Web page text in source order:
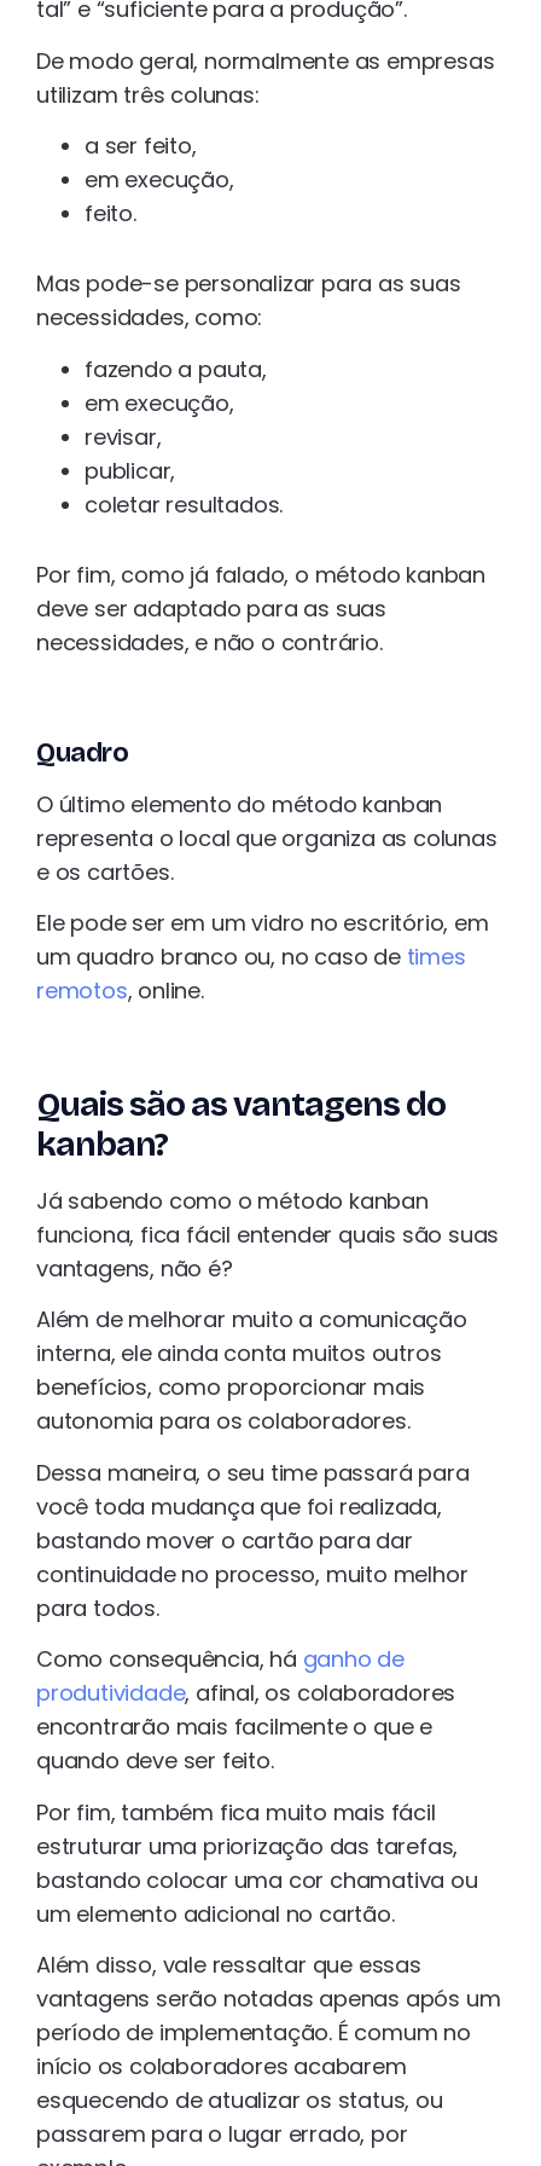
tal” e “suficiente para a produção”.
De modo geral, normalmente as empresas
utilizam três colunas:
a ser feito,
em execução,
feito.
Mas pode-se personalizar para as suas
necessidades, como:
fazendo a pauta,
em execução,
revisar,
publicar,
coletar resultados.
Por fim, como já falado, o método kanban
deve ser adaptado para as suas
necessidades, e não o contrário.
Quadro
O último elemento do método kanban
representa o local que organiza as colunas
e os cartões.
Ele pode ser em um vidro no escritório, em
um quadro branco ou, no caso de times
remotos, online.
Quais são as vantagens do
kanban?
Já sabendo como o método kanban
funciona, fica fácil entender quais são suas
vantagens, não é?
Além de melhorar muito a comunicação
interna, ele ainda conta muitos outros
benefícios, como proporcionar mais
autonomia para os colaboradores.
Dessa maneira, o seu time passará para
você toda mudança que foi realizada,
bastando mover o cartão para dar
continuidade no processo, muito melhor
para todos.
Como consequência, há ganho de
produtividade, afinal, os colaboradores
encontrarão mais facilmente o que e
quando deve ser feito.
Por fim, também fica muito mais fácil
estruturar uma priorização das tarefas,
bastando colocar uma cor chamativa ou
um elemento adicional no cartão.
Além disso, vale ressaltar que essas
vantagens serão notadas apenas após um
período de implementação. É comum no
início os colaboradores acabarem
esquecendo de atualizar os status, ou
passarem para o lugar errado, por